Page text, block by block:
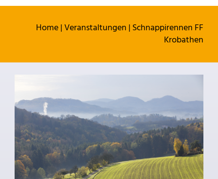
Home|Veranstaltungen | Schnappirennen FF
Krobathen